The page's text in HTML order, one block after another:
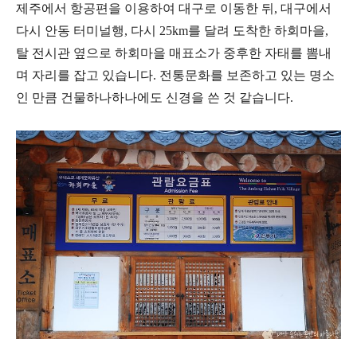
제주에서 항공편을 이용하여 대구로 이동한 뒤, 대구에서
다시 안동 터미널행, 다시 25km를 달려 도착한 하회마을,
탈 전시관 옆으로 하회마을 매표소가 중후한 자태를 뽐내
며 자리를 잡고 있습니다. 전통문화를 보존하고 있는 명소
인 만큼 건물하나하나에도 신경을 쓴 것 같습니다.